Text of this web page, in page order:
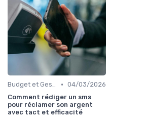
Budget et Gestion des Finances Personnelles • 04/03/2026
Comment rédiger un sms
pour réclamer son argent
avec tact et efficacité